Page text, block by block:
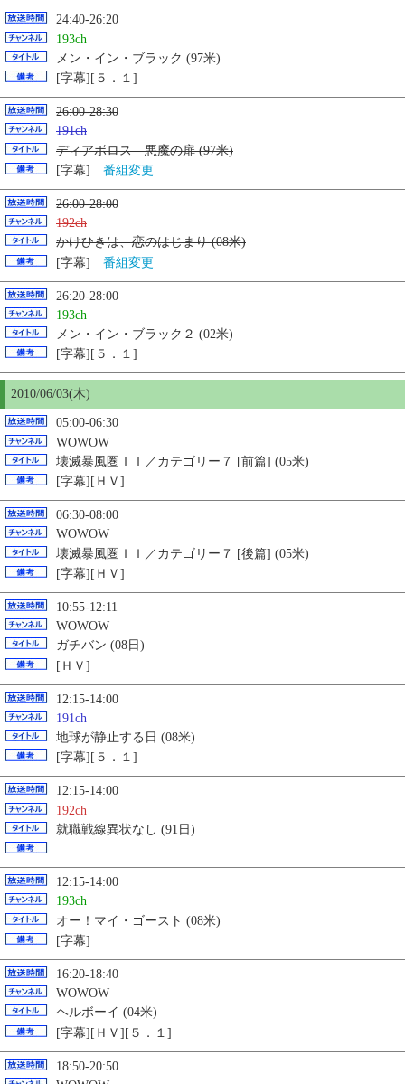
24:40-26:20
193ch
メン・イン・ブラック (97米)
[字幕][５．１]
26:00-28:30
191ch
ディアボロス 悪魔の扉 (97米)
[字幕] 番組変更
26:00-28:00
192ch
かけひきは、恋のはじまり (08米)
[字幕] 番組変更
26:20-28:00
193ch
メン・イン・ブラック２ (02米)
[字幕][５．１]
2010/06/03(木)
05:00-06:30
WOWOW
壊滅暴風圏ＩＩ／カテゴリー７ [前篇] (05米)
[字幕][ＨＶ]
06:30-08:00
WOWOW
壊滅暴風圏ＩＩ／カテゴリー７ [後篇] (05米)
[字幕][ＨＶ]
10:55-12:11
WOWOW
ガチバン (08日)
[ＨＶ]
12:15-14:00
191ch
地球が静止する日 (08米)
[字幕][５．１]
12:15-14:00
192ch
就職戦線異状なし (91日)
12:15-14:00
193ch
オー！マイ・ゴースト (08米)
[字幕]
16:20-18:40
WOWOW
ヘルボーイ (04米)
[字幕][ＨＶ][５．１]
18:50-20:50